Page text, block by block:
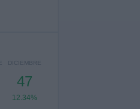
DICIEMBRE
47
12.34%